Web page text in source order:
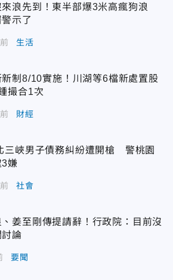
來浪先到！東半部爆3米高瘋狗浪
示了
生活
制8/10實施！川湖等6檔新處置股
撮合1次
財經
三峽男子債務糾紛遭開槍 警桃園
嫌
社會
姜至剛傳提請辭！行政院：目前沒
論
要聞